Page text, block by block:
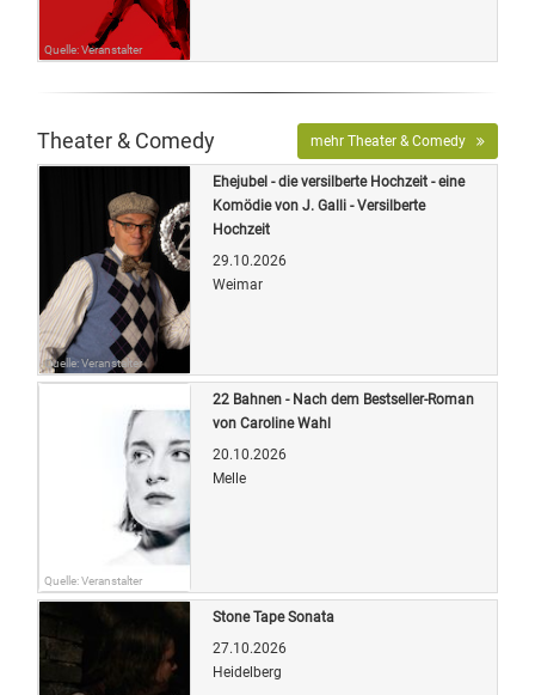
Quelle: Veranstalter
Theater & Comedy mehr Theater & Comedy
Quelle: Veranstalter
Ehejubel - die versilberte Hochzeit - eine
Komödie von J. Galli - Versilberte
Hochzeit
29.10.2026
Weimar
Quelle: Veranstalter
22 Bahnen - Nach dem Bestseller-Roman
von Caroline Wahl
20.10.2026
Melle
Stone Tape Sonata
27.10.2026
Heidelberg